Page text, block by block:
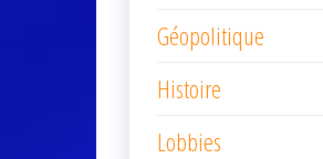
Géopolitique
Histoire
Lobbies